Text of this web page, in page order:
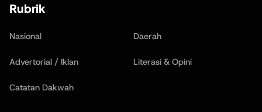
Rubrik
Nasional Daerah
Advertorial / Iklan Literasi & Opini
Catatan Dakwah